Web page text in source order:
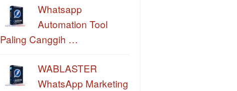
Whatsapp
Automation Tool
Paling Canggih …
WABLASTER
WhatsApp Marketing